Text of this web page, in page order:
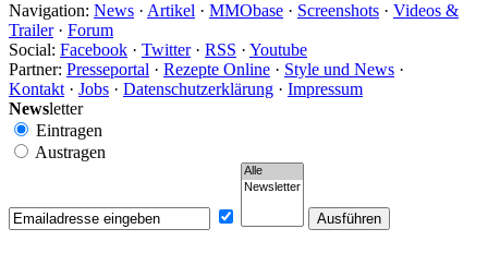
Navigation: News · Artikel · MMObase · Screenshots · Videos &
Trailer· Forum
Social: Facebook · Twitter· RSS · Youtube
Partner: Presseportal · Rezepte Online · Style und News ·
Kontakt · Jobs · Datenschutzerklärung · Impressum
Newsletter
Eintragen
Austragen